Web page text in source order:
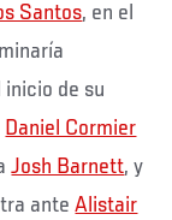
Santos, en el
inicio de su
Daniel Cormier
Josh Barnett, y
anteAlistair